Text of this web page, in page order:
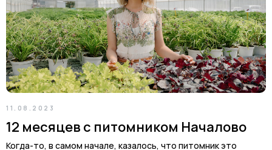
11.08.2023
12 месяцев с питомником Началово
Когда-то, в самом начале, казалось, что питомник это
Cадовый центрна Солянке
Астраханская обл., с. Солянка,
Магистральная 27Л
+7-927-070-25-05
пн–вс 9:00—18:00